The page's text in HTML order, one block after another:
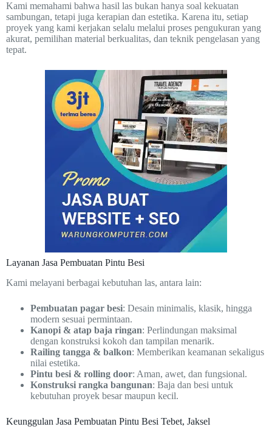
Kami memahami bahwa hasil las bukan hanya soal kekuatan
sambungan, tetapi juga kerapian dan estetika. Karena itu, setiap
proyek yang kami kerjakan selalu melalui proses pengukuran yang
akurat, pemilihan material berkualitas, dan teknik pengelasan yang
tepat.
Layanan Jasa Pembuatan Pintu Besi
Kami melayani berbagai kebutuhan las, antara lain:
Pembuatan pagar besi: Desain minimalis, klasik, hingga
modern sesuai permintaan.
Kanopi & atap baja ringan: Perlindungan maksimal
dengan konstruksi kokoh dan tampilan menarik.
Railing tangga & balkon: Memberikan keamanan sekaligus
nilai estetika.
Pintu besi & rolling door: Aman, awet, dan fungsional.
Konstruksi rangka bangunan: Baja dan besi untuk
kebutuhan proyek besar maupun kecil.
Keunggulan Jasa Pembuatan Pintu Besi Tebet, Jaksel